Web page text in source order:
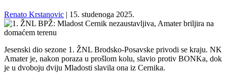
Renato Krstanovic | 15. studenoga 2025.
Jesenski dio sezone 1. ŽNL Brodsko-Posavske privodi se kraju. NK
Amater je, nakon poraza u prošlom kolu, slavio protiv BONKa, dok
je u dvoboju dviju Mladosti slavila ona iz Cernika.